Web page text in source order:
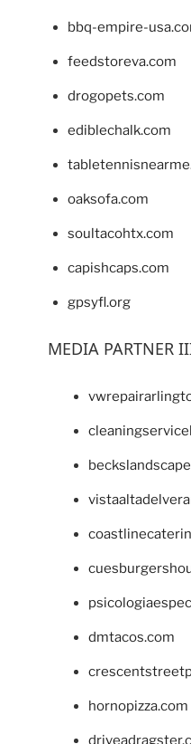
bbq-empire-
feedstoreva.com
drogopets.com
ediblechalk.com
oaksofa.com
soultacohtx.com
capishcaps.com
gpsyfl.org
MEDIA PARTNER
dmtacos.com
hornopizza.com